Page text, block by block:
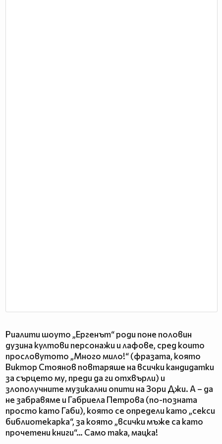
Риалити шоуто „Ергенът“ роди поне половин
дузина култови персонажи и лафове, сред които
прословутото „Много мило!“ (фразата, която
Виктор Стоянов повтаряше на всички кандидатки
за сърцето му, преди да ги отхвърли) и
злополучните музикални опити на Зори Джи. А – да
не забравяме и Габриела Петрова (по-позната
просто като Габи), която се определи като „секси
библиотекарка“, за която „всички мъже са като
прочетени книги“… Само така, мацка!